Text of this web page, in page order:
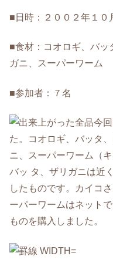
■日時：２００２年１０
■食材：コオロギ、バッ
ガニ、スーパーワーム
■参加者：７名
今
た。コオロギ、バッタ
ニ、スーパーワーム（
バッ タ、ザリガニは近
したものです。カイコ
ーパーワームはネット
ものを購入しました。